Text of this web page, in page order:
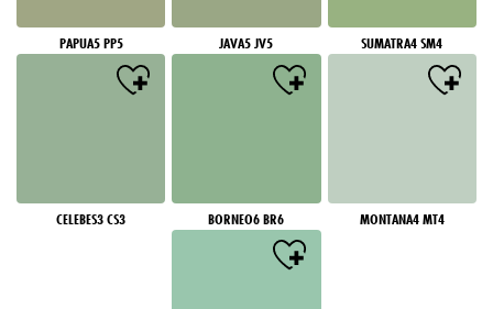
PAPUA5 PP5 JAVA5 JV5 SUMATRA4 SM4
CELEBES3 CS3 BORNEO6 BR6 MONTANA4 MT4